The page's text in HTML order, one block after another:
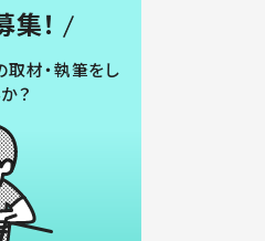
！
取材・執筆をし
？